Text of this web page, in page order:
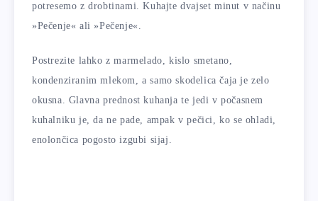
potresemo z drobtinami. Kuhajte dvajset minut v načinu
»Pečenje« ali »Pečenje«.
Postrezite lahko z marmelado, kislo smetano,
kondenziranim mlekom, a samo skodelica čaja je zelo
okusna. Glavna prednost kuhanja te jedi v počasnem
kuhalniku je, da ne pade, ampak v pečici, ko se ohladi,
enolončica pogosto izgubi sijaj.